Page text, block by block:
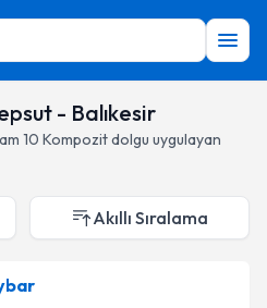
- Balıkesir
10 Kompozit dolgu uygulayan
Akıllı Sıralama